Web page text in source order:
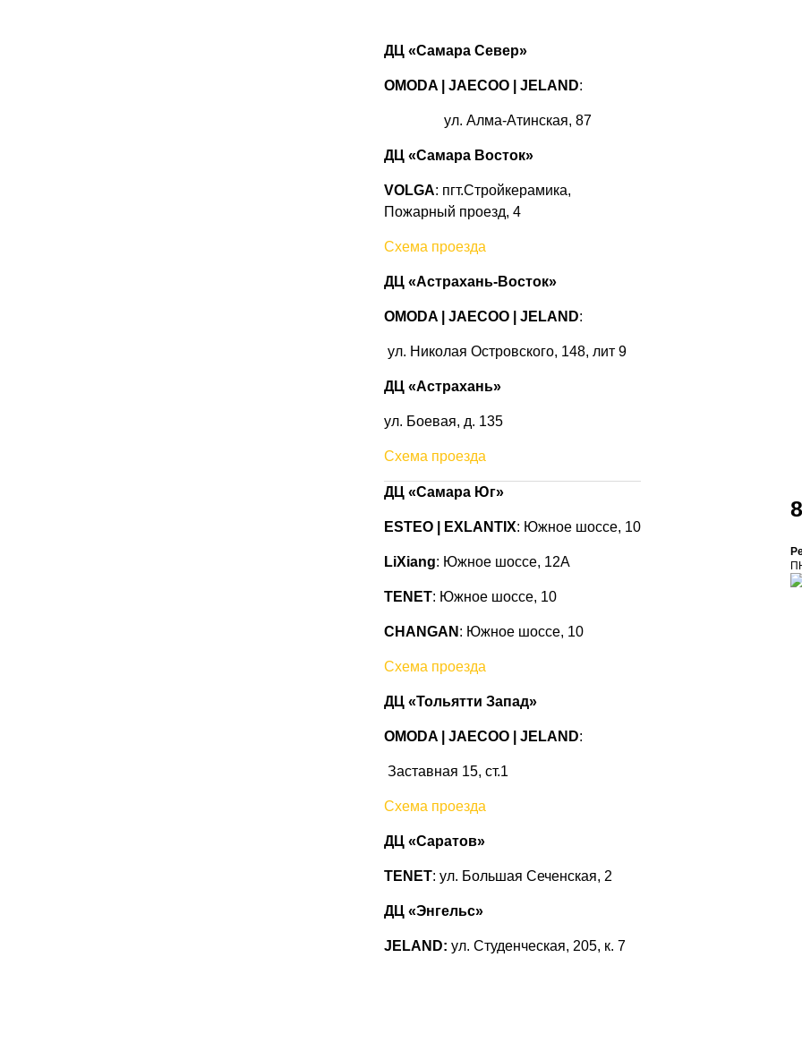
ДЦ «Самара Север»
OMODA | JAECOO| JELAND:
ул. Алма-Атинская, 87
ДЦ «Самара Восток»
VOLGA: пгт.Стройкерамика,
Пожарный проезд, 4
Схема проезда
ДЦ «Астрахань-Восток»
OMODA | JAECOO | JELAND:
ул. Николая Островского, 148, лит 9
ДЦ «Астрахань»
ул. Боевая, д. 135
Схема проезда
ДЦ «Самара Юг»
ESTEO | EXLANTIX: Южное шоссе, 10
LiXiang: Южное шоссе, 12А
TENET: Южное шоссе, 10
CHANGAN : Южное шоссе, 10
Схема проезда
ДЦ «Тольятти Запад»
OMODA | JAECOO| JELAND:
Заставная 15, ст.1
Схема проезда
ДЦ «Саратов»
TENET: ул. Большая Сеченская, 2
ДЦ «Энгельс»
JELAND: ул. Студенческая, 205, к. 7